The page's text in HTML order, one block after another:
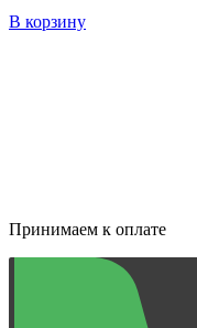
В корзину
Принимаем к оплате